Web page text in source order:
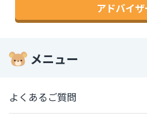
アドバイ
メニュー
よくあるご質問